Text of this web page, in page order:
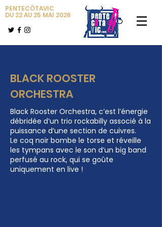
PENTECÔTAVIC
DU 22 AU 25 MAI 2026
BLACK ROOSTER
ORCHESTRA
Black Rooster Orchestra, c’est l’énergie
débridée d’un trio rockabilly associé à la
puissance d’une section de cuivres.
Le coq noir bombe le torse et réveille
les tympans avec le son d’un big band
perfusé au rock, qui se goûte
uniquement en live !